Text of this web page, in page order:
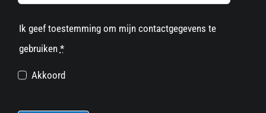
Ik geef toestemming om mijn contactgegevens te
gebruiken *
Akkoord